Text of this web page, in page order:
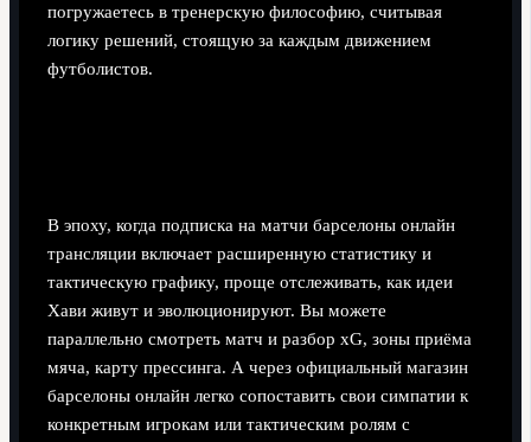
погружаетесь в тренерскую философию, считывая
логику решений, стоящую за каждым движением
футболистов.
В эпоху, когда подписка на матчи барселоны онлайн
трансляции включает расширенную статистику и
тактическую графику, проще отслеживать, как идеи
Хави живут и эволюционируют. Вы можете
параллельно смотреть матч и разбор xG, зоны приёма
мяча, карту прессинга. А через официальный магазин
барселоны онлайн легко сопоставить свои симпатии к
конкретным игрокам или тактическим ролям с